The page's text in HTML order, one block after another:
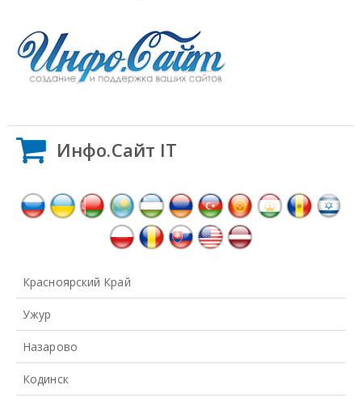
Инфо.Сайт IT
Красноярский Край
Ужур
Назарово
Кодинск